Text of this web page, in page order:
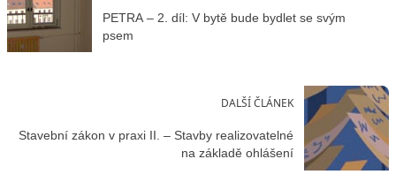
PETRA – 2. díl: V bytě bude bydlet se svým
psem
DALŠÍ ČLÁNEK
Stavební zákon v praxi II. – Stavby realizovatelné
na základě ohlášení